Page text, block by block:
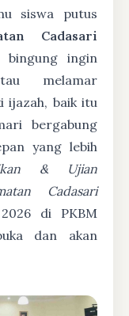
siswa putus
Cadasari
bingung ingin
melamar
ijazah, baik itu
bergabung
yang lebih
& Ujian
Cadasari
di PKBM
dan akan